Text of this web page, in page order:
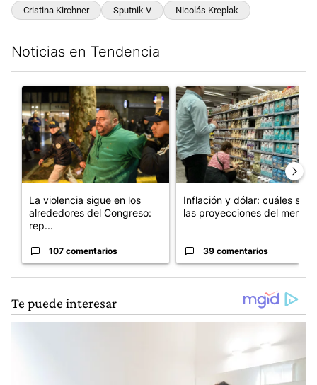
Cristina Kirchner Sputnik V Nicolás Kreplak
Noticias en Tendencia
Un artículo de tendencia con el título "La violencia sigue en
La violencia sigue en los
alrededores del Congreso:
rep...
107 comentarios
Un artículo de tendencia con
Inflación y dólar: cuáles son
las proyecciones del merc...
39 comentarios